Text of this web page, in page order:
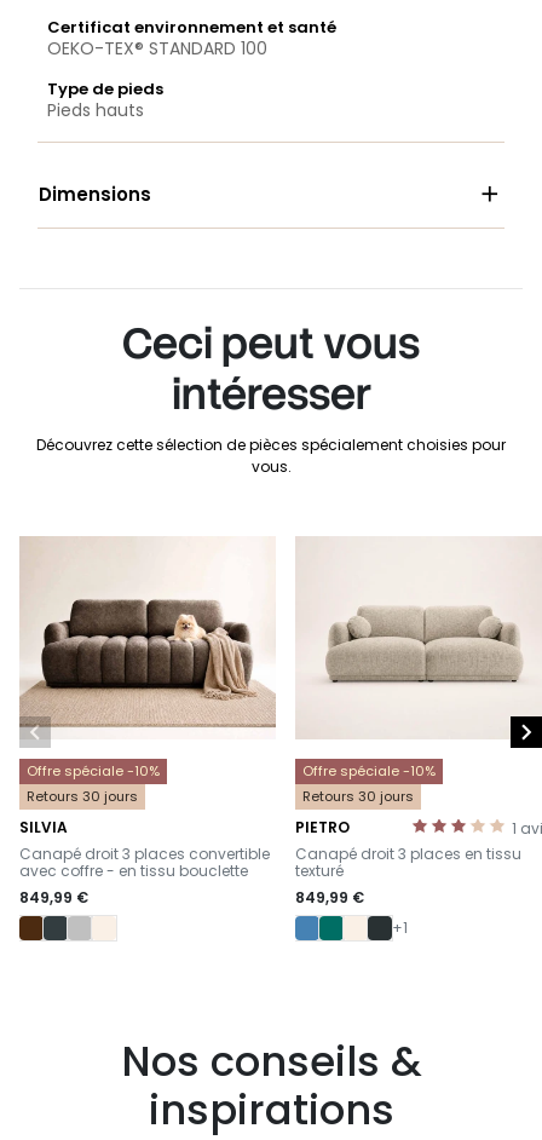
Certificat environnement et santé
OEKO-TEX® STANDARD 100
Type de pieds
Pieds hauts
Dimensions 
Ceci peut vous
intéresser
Découvrez cette sélection de pièces spécialement choisies pour
vous.
Offre spéciale -10%
Retours 30 jours
SILVIA
-
Canapé droit 3 places convertible
avec coffre - en tissu bouclette
849,99 €
Offre spéciale -10%
Retours 30 jours
1
PIETRO
-
Canapé droit 3 places en tissu
texturé
849,99 €
+1
 
Nos conseils &
inspirations